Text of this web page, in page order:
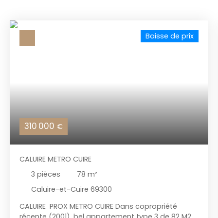
310 000 €
Baisse de prix
CALUIRE METRO CUIRE
3 pièces 78 m²
Caluire-et-Cuire 69300
CALUIRE PROX METRO CUIRE Dans copropriété